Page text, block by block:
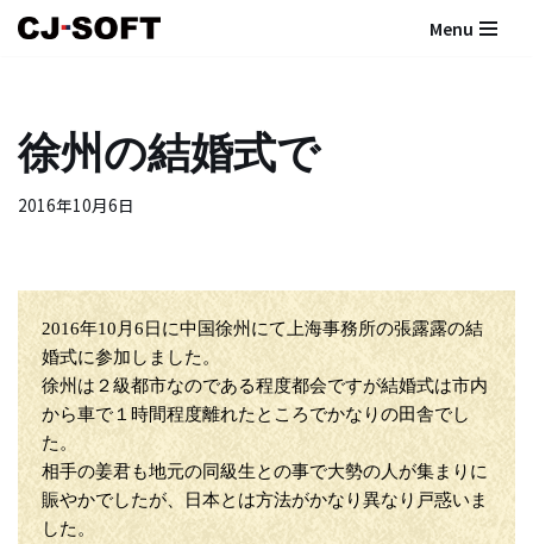
ン
ツ
へ
ッ
Menu
徐州の結婚式で
2016年10月6日
2016年10月6日に中国徐州にて上海事務所の張露露の結
婚式に参加しました。
徐州は２級都市なのである程度都会ですが結婚式は市内
から車で１時間程度離れたところでかなりの田舎でし
た。
相手の姜君も地元の同級生との事で大勢の人が集まりに
賑やかでしたが、日本とは方法がかなり異なり戸惑いま
した。